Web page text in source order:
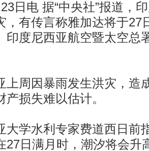
电 据“中央社”报道，印
，有传言称雅加达将于27
印度尼西亚航空暨太空总
周因暴雨发生洪灾，造
产损失难以估计。
学水利专家费道西日前
27日满月时，潮汐将会升